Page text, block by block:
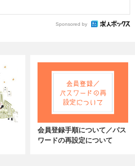
Sponsored by
会員登録手順について／パス
ワードの再設定について